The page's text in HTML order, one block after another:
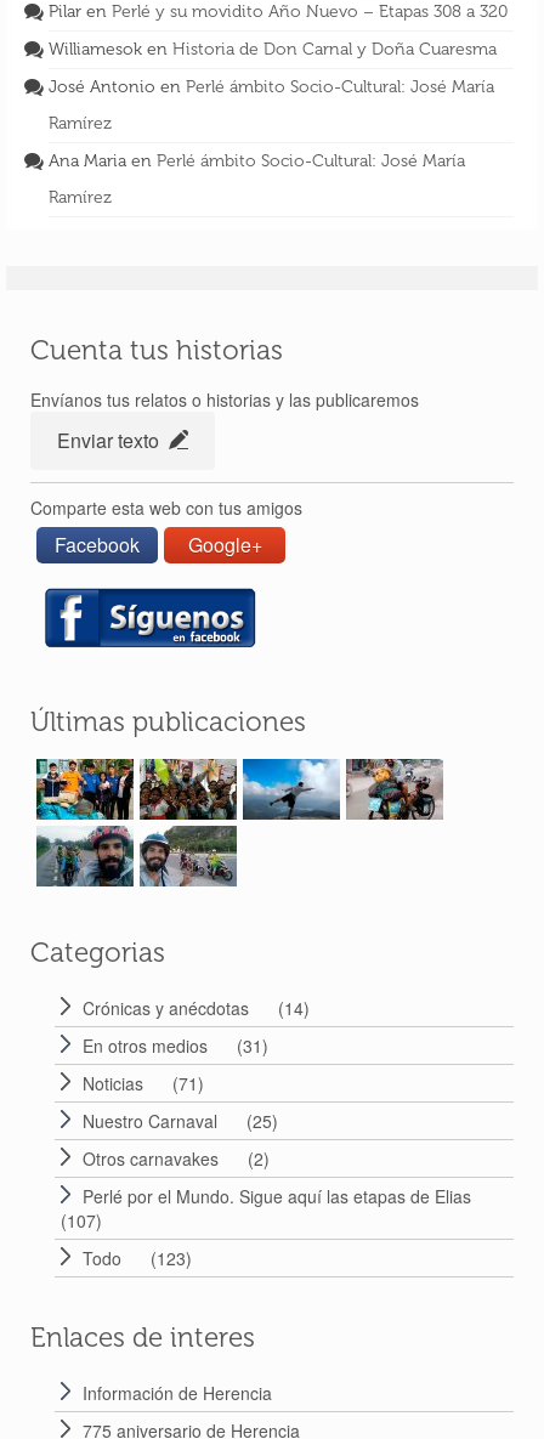
Pilar en Perlé y su movidito Año Nuevo – Etapas 308 a 320
Williamesok en Historia de Don Carnal y Doña Cuaresma
José Antonio en Perlé ámbito Socio-Cultural: José María
Ramírez
Ana Maria en Perlé ámbito Socio-Cultural: José María
Ramírez
Cuenta tus historias
Envíanos tus relatos o historias y las publicaremos
Enviar texto
Comparte esta web con tus amigos
Facebook Google+
Últimas publicaciones
Categorias
Crónicas y anécdotas
(14)
En otros medios
(31)
Noticias
(71)
Nuestro Carnaval
(25)
Otros carnavakes
(2)
Perlé por el Mundo. Sigue aquí las etapas de Elias
(107)
Todo
(123)
Enlaces de interes
Información de Herencia
775 aniversario de Herencia